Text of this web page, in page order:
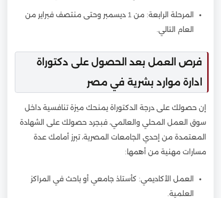
المرحلة الرابعة: من 1 ديسمبر وحتى منتصف فبراير من
العام التالي.
فرص العمل بعد الحصول على دكتوراة
ادارة موارد بشرية في مصر
إن حصولك على درجة الدكتوراة يمنحك ميزة تنافسية داخل
سوق العمل المحلي والعالمي، فبجرد حصولك على الشهادة
المعتمدة من إحدي الجامعات المصرية، تبرز أمامك عدة
مسارات مهنية من أهمها:
العمل الأكاديمي: كأستاذ جامعي أو باحث في المراكز
العلمية.